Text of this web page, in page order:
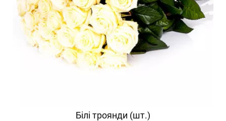
Білі троянди (шт.)